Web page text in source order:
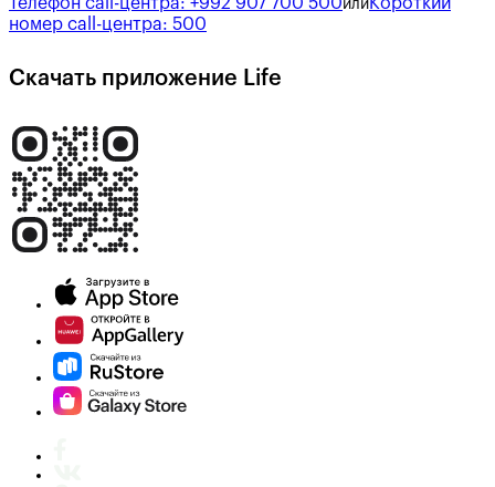
или
номер call-центра: 500
Скачать приложение Life